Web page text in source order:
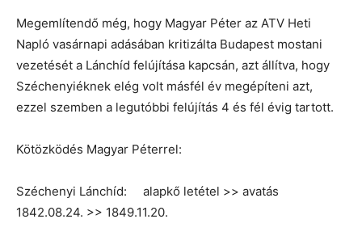
Megemlítendő még, hogy Magyar Péter az ATV Heti
Napló vasárnapi adásában kritizálta Budapest mostani
vezetését a Lánchíd felújítása kapcsán, azt állítva, hogy
Széchenyiéknek elég volt másfél év megépíteni azt,
ezzel szemben a legutóbbi felújítás 4 és fél évig tartott.
Kötözködés Magyar Péterrel:
Széchenyi Lánchíd: alapkő letétel >> avatás
1842.08.24. >> 1849.11.20.